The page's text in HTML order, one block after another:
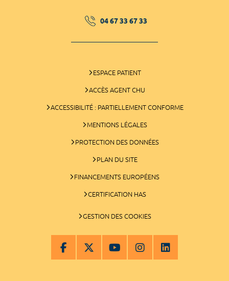
04 67 33 67 33
ESPACE PATIENT
ACCÈS AGENT CHU
ACCESSIBILITÉ : PARTIELLEMENT CONFORME
MENTIONS LÉGALES
PROTECTION DES DONNÉES
PLAN DU SITE
FINANCEMENTS EUROPÉENS
CERTIFICATION HAS
GESTION DES COOKIES